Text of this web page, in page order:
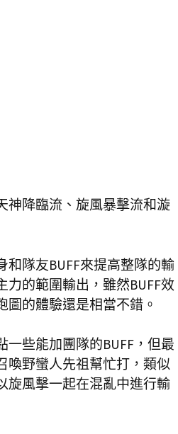
神降臨流、旋風暴擊流和漩
和隊友BUFF來提高整隊的輸
力的範圍輸出，雖然BUFF效
圖的體驗還是相當不錯。
一些能加團隊的BUFF，但最
喚野蠻人先祖幫忙打，類似
旋風擊一起在混亂中進行輸